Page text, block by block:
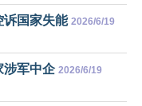
诉国家失能 2026/6/19
涉军中企 2026/6/19